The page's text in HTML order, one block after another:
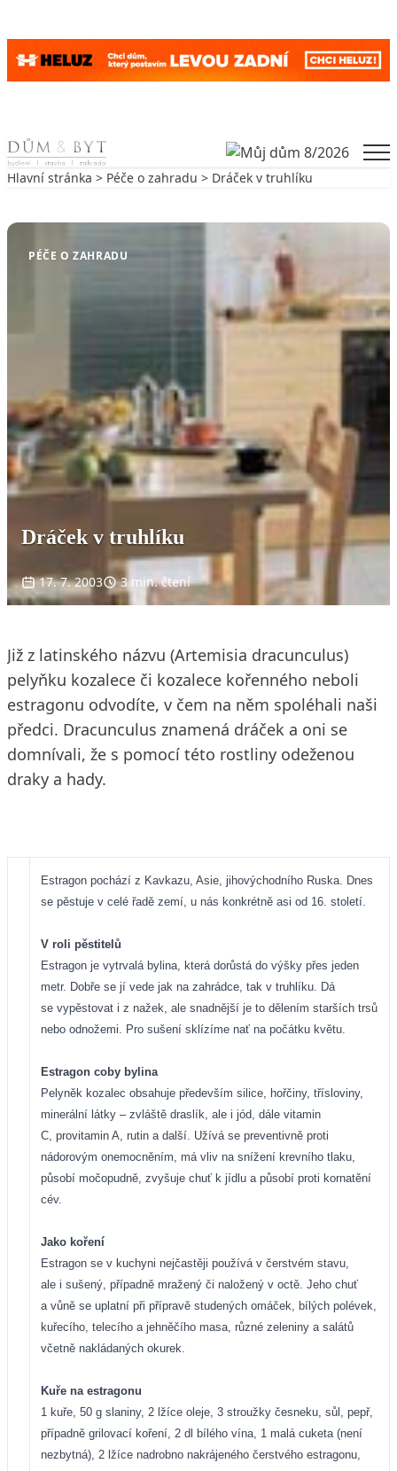
Skip to content
Hlavní stránka > Péče o zahradu > Dráček v truhlíku
PÉČE O ZAHRADU
Dráček v truhlíku
17. 7. 2003 3 min. čtení
Již z latinského názvu (Artemisia dracunculus)
pelyňku kozalece či kozalece kořenného neboli
estragonu odvodíte, v čem na něm spoléhali naši
předci. Dracunculus znamená dráček a oni se
domnívali, že s pomocí této rostliny odeženou
draky a hady.
Estragon pochází z Kavkazu, Asie, jihovýchodního Ruska. Dnes
se pěstuje v celé řadě zemí, u nás konkrétně asi od 16. století.
V roli pěstitelů
Estragon je vytrvalá bylina, která dorůstá do výšky přes jeden
metr. Dobře se jí vede jak na zahrádce, tak v truhlíku. Dá
se vypěstovat i z nažek, ale snadnější je to dělením starších trsů
nebo odnožemi. Pro sušení sklízíme nať na počátku květu.
Estragon coby bylina
Pelyněk kozalec obsahuje především silice, hořčiny, třísloviny,
minerální látky – zvláště draslík, ale i jód, dále vitamin
C, provitamin A, rutin a další. Užívá se preventivně proti
nádorovým onemocněním, má vliv na snížení krevního tlaku,
působí močopudně, zvyšuje chuť k jídlu a působí proti kornatění
cév.
Jako koření
Estragon se v kuchyni nejčastěji používá v čerstvém stavu,
ale i sušený, případně mražený či naložený v octě. Jeho chuť
a vůně se uplatní při přípravě studených omáček, bílých polévek,
kuřecího, telecího a jehněčího masa, různé zeleniny a salátů
včetně nakládaných okurek.
Kuře na estragonu
1 kuře, 50 g slaniny, 2 lžíce oleje, 3 stroužky česneku, sůl, pepř,
případně grilovací koření, 2 dl bílého vína, 1 malá cuketa (není
nezbytná), 2 lžíce nadrobno nakrájeného čerstvého estragonu,